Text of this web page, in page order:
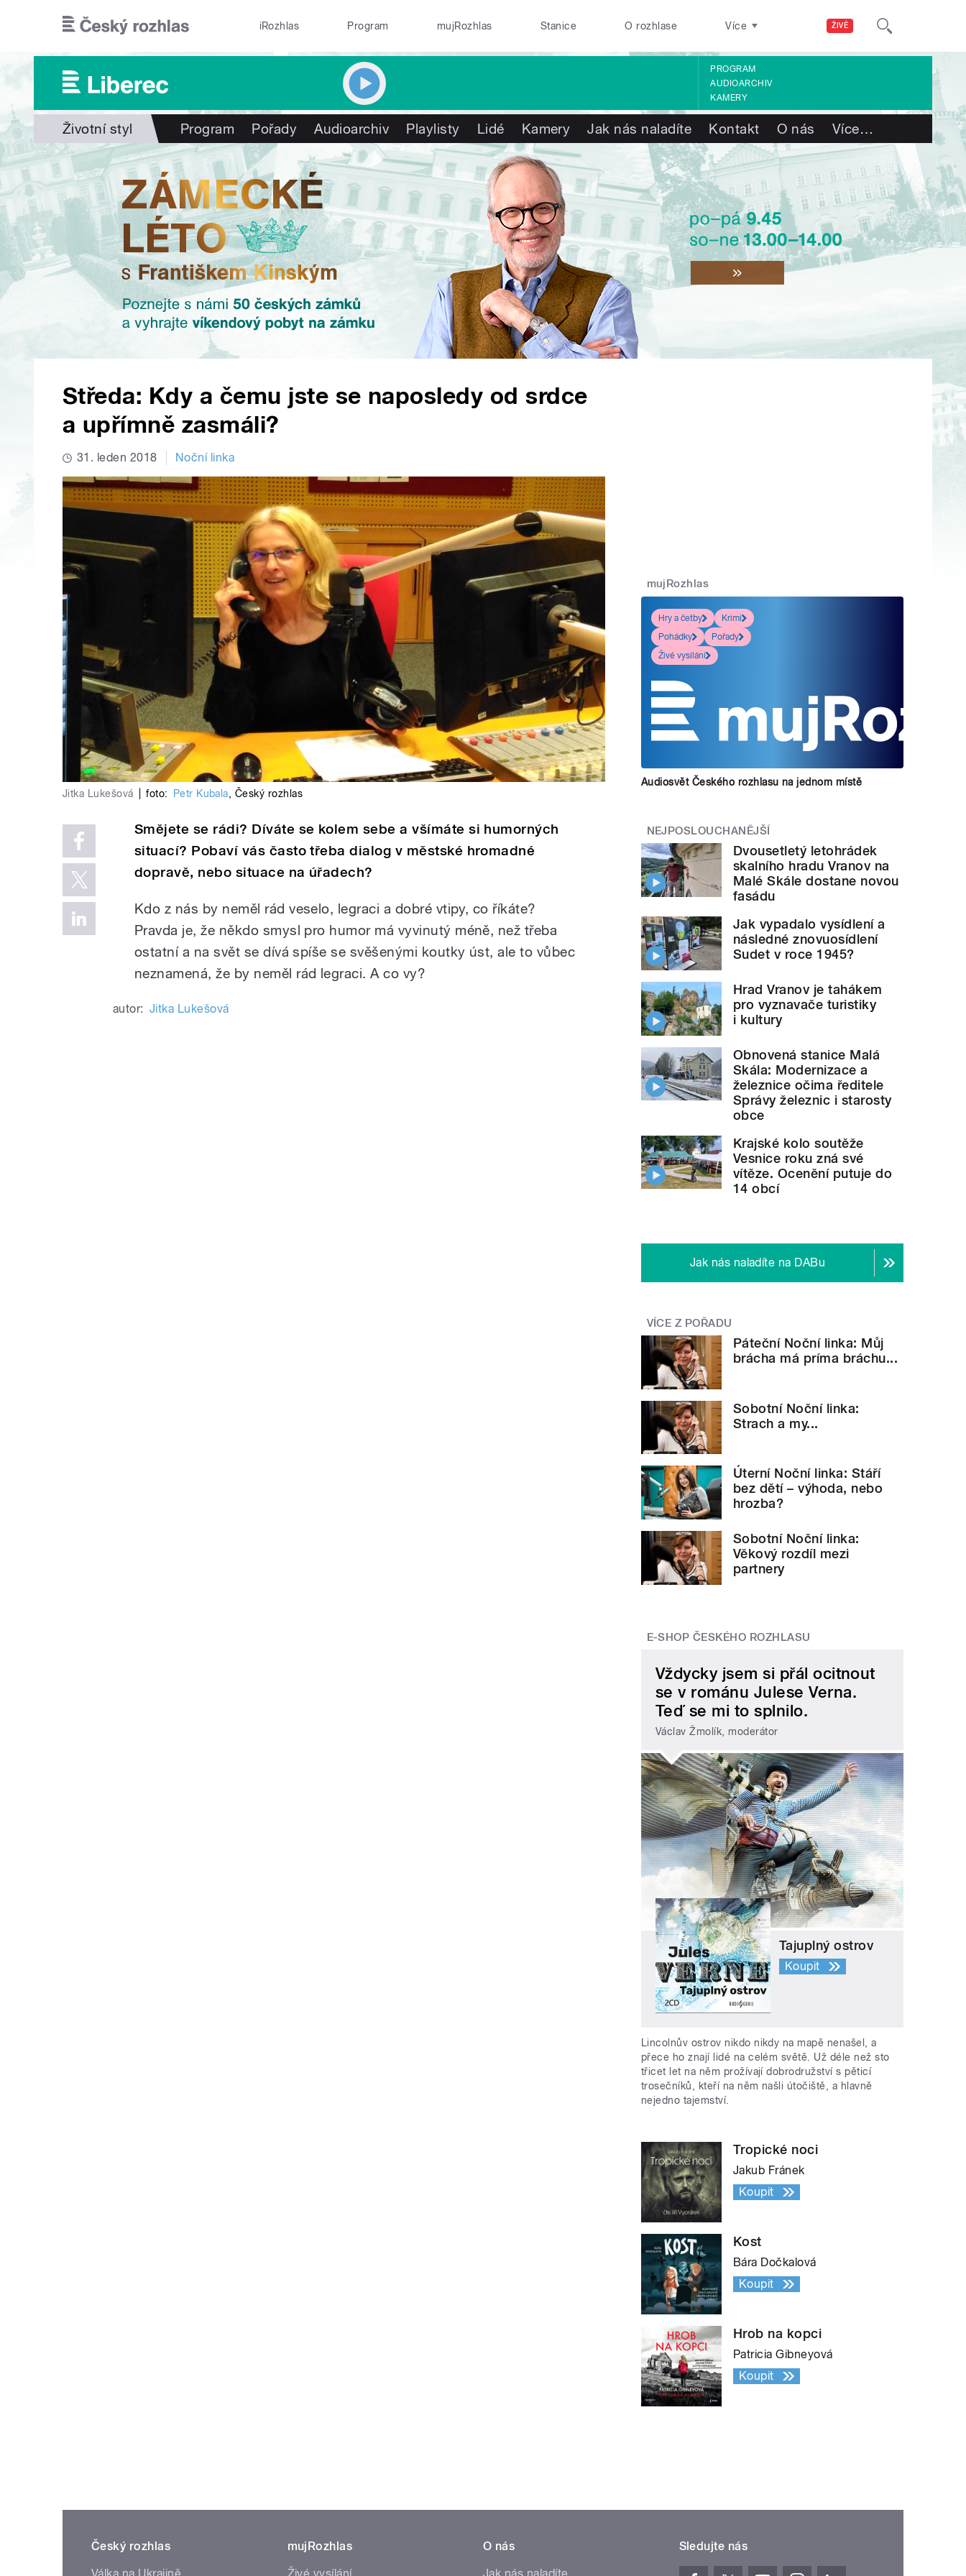
ŽIVĚ
iRozhlas Program mujRozhlas Stanice O rozhlase Více
PROGRAM
AUDIOARCHIV
KAMERY
Životní styl Program Pořady Audioarchiv Playlisty Lidé Kamery Jak nás naladíte Kontakt O nás Více…
Středa: Kdy a čemu jste se naposledy od srdce
a upřímně zasmáli?
31. leden 2018 Noční linka
Jitka Lukešová foto: Petr Kubala, Český rozhlas
Smějete se rádi? Díváte se kolem sebe a všímáte si humorných
situací? Pobaví vás často třeba dialog v městské hromadné
dopravě, nebo situace na úřadech?
Kdo z nás by neměl rád veselo, legraci a dobré vtipy, co říkáte?
Pravda je, že někdo smysl pro humor má vyvinutý méně, než třeba
ostatní a na svět se dívá spíše se svěšenými koutky úst, ale to vůbec
neznamená, že by neměl rád legraci. A co vy?
autor: Jitka Lukešová
mujRozhlas
Hry a četby
Krimi
Pohádky
Pořady
Živé vysílání
Audiosvět Českého rozhlasu na jednom místě
NEJPOSLOUCHANĚJŠÍ
Dvousetletý letohrádek
skalního hradu Vranov na
Malé Skále dostane novou
fasádu
Jak vypadalo vysídlení a
následné znovuosídlení
Sudet v roce 1945?
Hrad Vranov je tahákem
pro vyznavače turistiky
i kultury
Obnovená stanice Malá
Skála: Modernizace a
železnice očima ředitele
Správy železnic i starosty
obce
Krajské kolo soutěže
Vesnice roku zná své
vítěze. Ocenění putuje do
14 obcí
Jak nás naladíte na DABu
VÍCE Z POŘADU
Páteční Noční linka: Můj
brácha má príma bráchu...
Sobotní Noční linka:
Strach a my...
Úterní Noční linka: Stáří
bez dětí – výhoda, nebo
hrozba?
Sobotní Noční linka:
Věkový rozdíl mezi
partnery
E-SHOP ČESKÉHO ROZHLASU
Vždycky jsem si přál ocitnout
se v románu Julese Verna.
Teď se mi to splnilo.
Václav Žmolík, moderátor
Tajuplný ostrov
Koupit
Lincolnův ostrov nikdo nikdy na mapě nenašel, a
přece ho znají lidé na celém světě. Už déle než sto
třicet let na něm prožívají dobrodružství s pěticí
trosečníků, kteří na něm našli útočiště, a hlavně
nejedno tajemství.
Tropické noci
Jakub Fránek
Koupit
Kost
Bára Dočkalová
Koupit
Hrob na kopci
Patricia Gibneyová
Koupit
Český rozhlas
mujRozhlas
O nás
Sledujte nás